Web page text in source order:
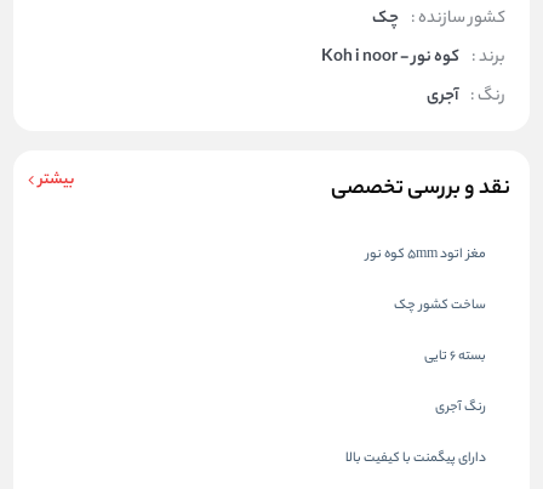
کشور سازنده : چک
برند : کوه نور - Koh i noor
رنگ : آجری
نقد و بررسی تخصصی بیشتر
مغز اتود 5mm کوه نور
ساخت کشور چک
بسته 6 تایی
رنگ آجری
دارای پیگمنت با کیفیت بالا